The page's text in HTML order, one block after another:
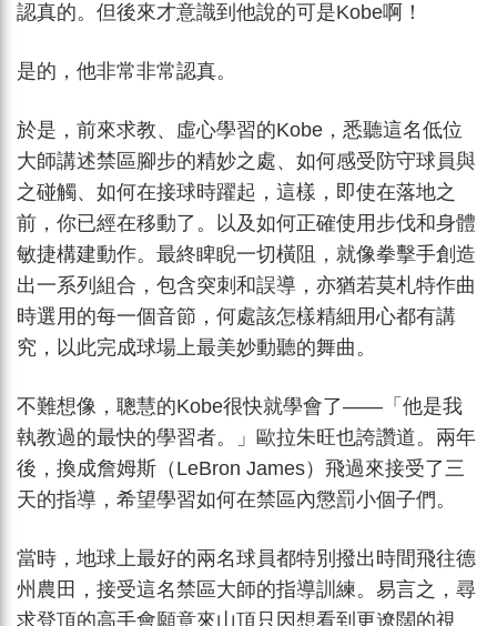
認真的。但後來才意識到他說的可是Kobe啊！
是的，他非常非常認真。
於是，前來求教、虛心學習的Kobe，悉聽這名低位
大師講述禁區腳步的精妙之處、如何感受防守球員與
之碰觸、如何在接球時躍起，這樣，即使在落地之
前，你已經在移動了。以及如何正確使用步伐和身體
敏捷構建動作。最終睥睨一切橫阻，就像拳擊手創造
出一系列組合，包含突刺和誤導，亦猶若莫札特作曲
時選用的每一個音節，何處該怎樣精細用心都有講
究，以此完成球場上最美妙動聽的舞曲。
不難想像，聰慧的Kobe很快就學會了——「他是我
執教過的最快的學習者。」歐拉朱旺也誇讚道。兩年
後，換成詹姆斯（LeBron James）飛過來接受了三
天的指導，希望學習如何在禁區內懲罰小個子們。
當時，地球上最好的兩名球員都特別撥出時間飛往德
州農田，接受這名禁區大師的指導訓練。易言之，尋
求登頂的高手會願意來山頂只因想看到更遼闊的視